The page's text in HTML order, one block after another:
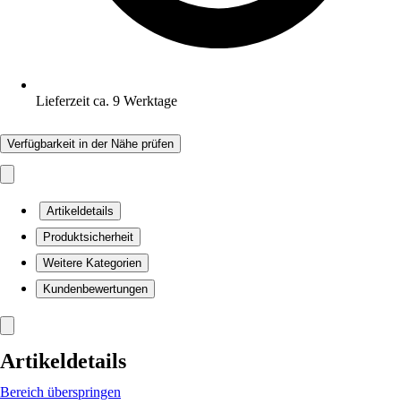
Lieferzeit ca. 9 Werktage
Verfügbarkeit in der Nähe prüfen
Artikeldetails
Produktsicherheit
Weitere Kategorien
Kundenbewertungen
Artikeldetails
Bereich überspringen